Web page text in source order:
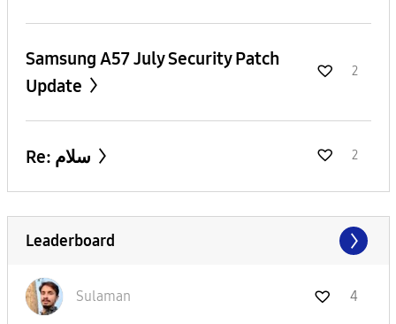
Samsung A57 July Security Patch
Update
2
2
Leaderboard
Sulaman 4